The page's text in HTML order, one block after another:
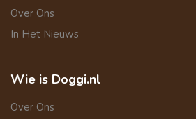
Over Ons
In Het Nieuws
Wie is Doggi.nl
Over Ons